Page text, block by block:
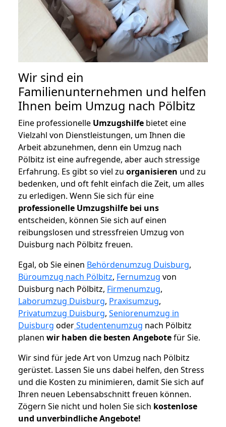
Wir sind ein
Familienunternehmen und helfen
Ihnen beim Umzug nach Pölbitz
Eine professionelle Umzugshilfe bietet eine
Vielzahl von Dienstleistungen, um Ihnen die
Arbeit abzunehmen, denn ein Umzug nach
Pölbitz ist eine aufregende, aber auch stressige
Erfahrung. Es gibt so viel zu organisieren und zu
bedenken, und oft fehlt einfach die Zeit, um alles
zu erledigen. Wenn Sie sich für eine
professionelle Umzugshilfe bei uns
entscheiden, können Sie sich auf einen
reibungslosen und stressfreien Umzug von
Duisburg nach Pölbitz freuen.
Egal, ob Sie einen Behördenumzug Duisburg,
Büroumzug nach Pölbitz, Fernumzug von
Duisburg nach Pölbitz, Firmenumzug,
Laborumzug Duisburg, Praxisumzug,
Privatumzug Duisburg, Seniorenumzug in
Duisburg oderStudentenumzug nach Pölbitz
planen wir haben die besten Angebotefür Sie.
Wir sind für jede Art von Umzug nach Pölbitz
gerüstet. Lassen Sie uns dabei helfen, den Stress
und die Kosten zu minimieren, damit Sie sich auf
Ihren neuen Lebensabschnitt freuen können.
Zögern Sie nicht und holen Sie sich kostenlose
und unverbindliche Angebote!